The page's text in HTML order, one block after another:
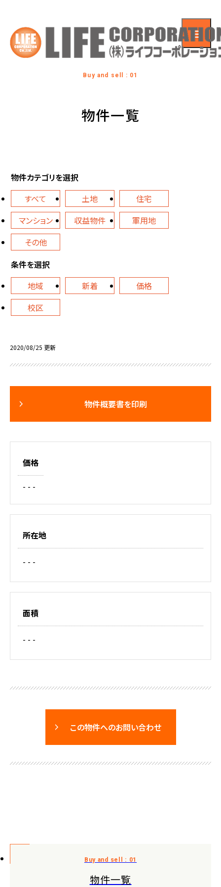
Buy and sell : 01
物件一覧
物件カテゴリを選択
すべて
土地
住宅
マンション
収益物件
軍用地
その他
条件を選択
地域
新着
価格
校区
2020/08/25 更新
物件概要書を印刷
価格
- - -
所在地
- - -
面積
- - -
この物件へのお問い合わせ
物件一覧